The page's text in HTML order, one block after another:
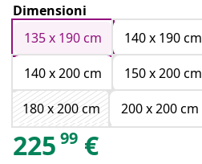
Dimensioni
135 x 190 cm
140 x 190 cm
140 x 200 cm
150 x 200 cm
180 x 200 cm
200 x 200 cm
225 99 €